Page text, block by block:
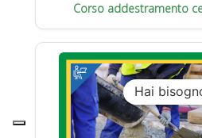
Corso addestramento
Hai